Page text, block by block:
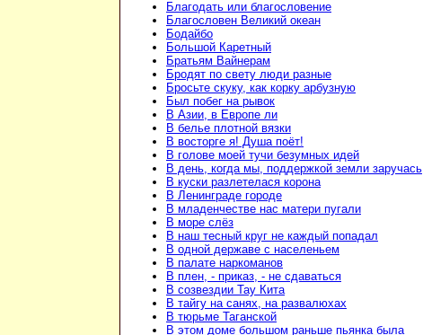
Благодать или благословение
Благословен Великий океан
Бодайбо
Большой Каретный
Братьям Вайнерам
Бродят по свету люди разные
Бросьте скуку, как корку арбузную
Был побег на рывок
В Азии, в Европе ли
В белье плотной вязки
В восторге я! Душа поёт!
В голове моей тучи безумных идей
В день, когда мы, поддержкой земли заручась
В куски разлетелася корона
В Ленинграде городе
В младенчестве нас матери пугали
В море слёз
В наш тесный круг не каждый попадал
В одной державе с населеньем
В палате наркоманов
В плен, - приказ, - не сдаваться
В созвездии Тау Кита
В тайгу на санях, на развалюхах
В тюрьме Таганской
В этом доме большом раньше пьянка была